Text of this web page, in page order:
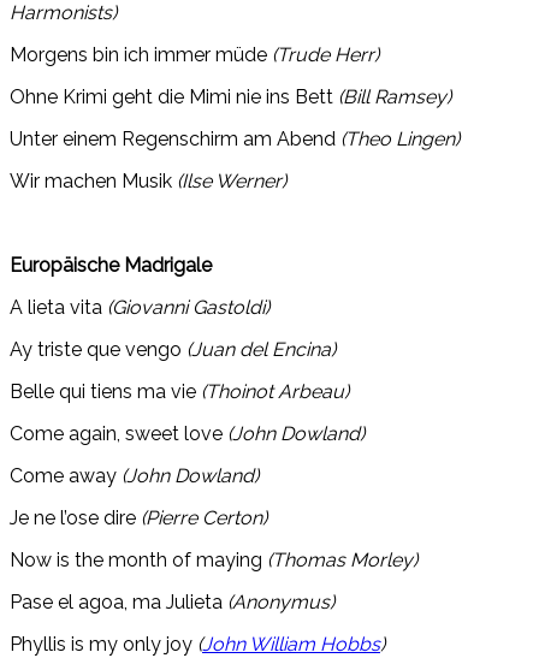
Harmonists)
Morgens bin ich immer müde (Trude Herr)
Ohne Krimi geht die Mimi nie ins Bett (Bill Ramsey)
Unter einem Regenschirm am Abend (Theo Lingen)
Wir machen Musik (Ilse Werner)
Europäische Madrigale
A lieta vita (Giovanni Gastoldi)
Ay triste que vengo (Juan del Encina)
Belle qui tiens ma vie (Thoinot Arbeau)
Come again, sweet love (John Dowland)
Come away (John Dowland)
Je ne l’ose dire (Pierre Certon)
Now is the month of maying (Thomas Morley)
Pase el agoa, ma Julieta (Anonymus)
Phyllis is my only joy (John William Hobbs)